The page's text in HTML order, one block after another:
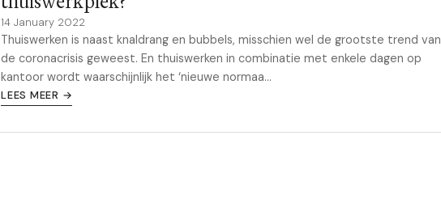
14 January 2022
Thuiswerken is naast knaldrang en bubbels, misschien wel de grootste trend van
de coronacrisis geweest. En thuiswerken in combinatie met enkele dagen op
kantoor wordt waarschijnlijk het ‘nieuwe normaa...
LEES MEER →